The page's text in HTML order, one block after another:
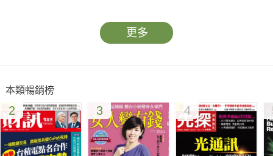
更多精采內容》◆鴻源案升級版 獨家直擊百億吸金大黑洞 ◆全
昇力拚蟬聯航空獲利一哥 ◆柯文哲及鄭文燦牽動地產開發商的神
經。
更多
本類暢銷榜
2 3 4